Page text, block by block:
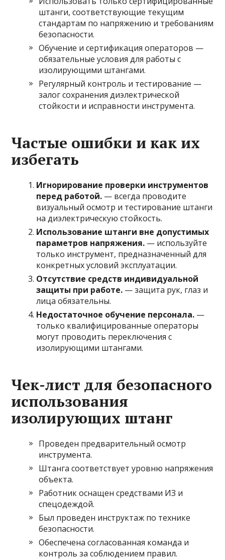
штанги, соответствующие текущим
стандартам по напряжению и требованиям
безопасности.
Обучение и сертификация операторов —
обязательные условия для работы с
изолирующими штангами.
Регулярный контроль и тестирование —
залог сохранения диэлектрической
стойкости и исправности инструмента.
Частые ошибки и как их
избегать
Игнорирование проверки инструментов
перед работой. — всегда проводите
визуальный осмотр и тестирование штанги
на диэлектрическую стойкость.
Использование штанги вне допустимых
параметров напряжения. — используйте
только инструмент, предназначенный для
конкретных условий эксплуатации.
Отсутствие средств индивидуальной
защиты при работе. — защита рук, глаз и
лица обязательны.
Недостаточное обучение персонала. —
только квалифицированные операторы
могут проводить переключения с
изолирующими штангами.
Чек-лист для безопасного
использования
изолирующих штанг
Проведен предварительный осмотр
инструмента.
Штанга соответствует уровню напряжения
объекта.
Работник оснащен средствами ИЗ и
спецодеждой.
Был проведен инструктаж по технике
безопасности.
Обеспечена согласованная команда и
контроль за соблюдением правил.